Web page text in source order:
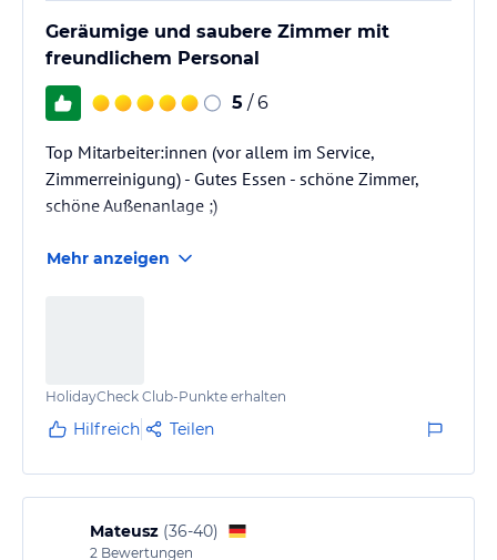
Geräumige und saubere Zimmer mit
freundlichem Personal
5 / 6
Top Mitarbeiter:innen (vor allem im Service,
Zimmerreinigung) - Gutes Essen - schöne Zimmer,
schöne Außenanlage ;)
Mehr anzeigen
HolidayCheck Club-Punkte erhalten
Hilfreich Teilen
Mateusz (36-40)
2 Bewertungen